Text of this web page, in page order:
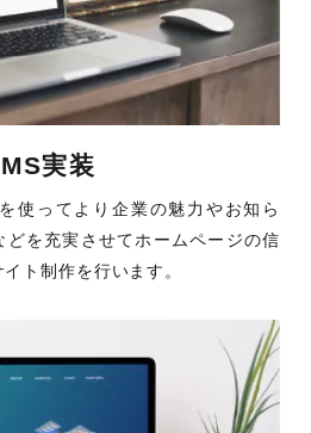
実装
使ってより企業の魅力やお知ら
を充実させてホームページの信
ト制作を行います。